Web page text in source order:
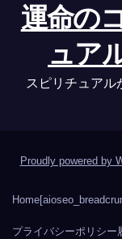
運命の
ュア
スピリチュアル
Proudly powered by
Home
プライバシーポリシー